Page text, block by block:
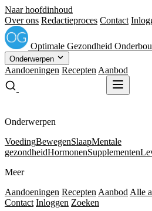
Naar hoofdinhoud
Over ons Redactieproces Contact
Optimale Gezondheid
Onderwerpen
Aandoeningen Recepten Aanbod
Onderwerpen
VoedingBewegenSlaapMentale
gezondheidHormonenSupplementen
Meer
Aandoeningen Recepten Aanbod Alle
Contact Inloggen Zoeken